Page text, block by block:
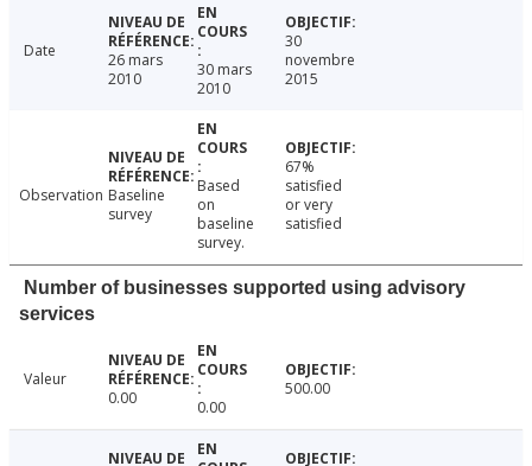
Date
26 mars
2010
30 mars
2010
30
novembre
2015
Observation Baseline
survey
Based
on
baseline
survey.
67%
satisfied
or very
satisfied
Number of businesses supported using advisory
services
Valeur
0.00
0.00
500.00